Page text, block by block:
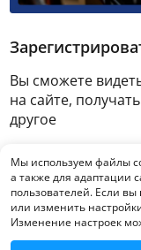
Вы сможете
на сайте,
другое
Мы используем файлы
а также для адаптации
пользователей. Если
или изменить
Изменение настроек